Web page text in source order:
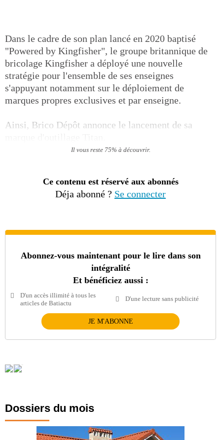
Dans le cadre de son plan lancé en 2020 baptisé
"Powered by Kingfisher", le groupe britannique de
bricolage Kingfisher a déployé une nouvelle
stratégie pour l'ensemble de ses enseignes
s'appuyant notamment sur le déploiement de
marques propres exclusives et par enseigne.
Ainsi, Brico Dépôt annonce le lancement de sa
Il vous reste 75% à découvrir.
Ce contenu est réservé aux abonnés
Déja abonné ? Se connecter
Abonnez-vous maintenant pour le lire dans son
intégralité
Et bénéficiez aussi :
D'un accès illimité à tous les
articles de Batiactu
D'une lecture sans publicité
JE M'ABONNE
Dossiers du mois